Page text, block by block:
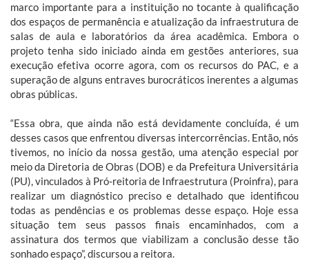
marco importante para a instituição no tocante à qualificação
dos espaços de permanência e atualização da infraestrutura de
salas de aula e laboratórios da área acadêmica. Embora o
projeto tenha sido iniciado ainda em gestões anteriores, sua
execução efetiva ocorre agora, com os recursos do PAC, e a
superação de alguns entraves burocráticos inerentes a algumas
obras públicas.
“Essa obra, que ainda não está devidamente concluída, é um
desses casos que enfrentou diversas intercorrências. Então, nós
tivemos, no início da nossa gestão, uma atenção especial por
meio da Diretoria de Obras (DOB) e da Prefeitura Universitária
(PU), vinculados à Pró-reitoria de Infraestrutura (Proinfra), para
realizar um diagnóstico preciso e detalhado que identificou
todas as pendências e os problemas desse espaço. Hoje essa
situação tem seus passos finais encaminhados, com a
assinatura dos termos que viabilizam a conclusão desse tão
sonhado espaço”, discursou a reitora.